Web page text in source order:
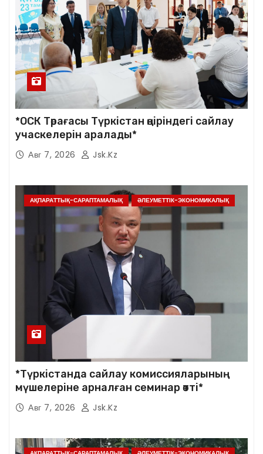
*ОСК Төрағасы Түркістан өңіріндегі сайлау
учаскелерін аралады*
Авг 7, 2026 Jsk.kz
АҚПАРАТТЫҚ-САРАПТАМАЛЫҚ ӘЛЕУМЕТТІК-ЭКОНОМИКАЛЫҚ
*Түркістанда сайлау комиссияларының
мүшелеріне арналған семинар өтті*
Авг 7, 2026 Jsk.kz